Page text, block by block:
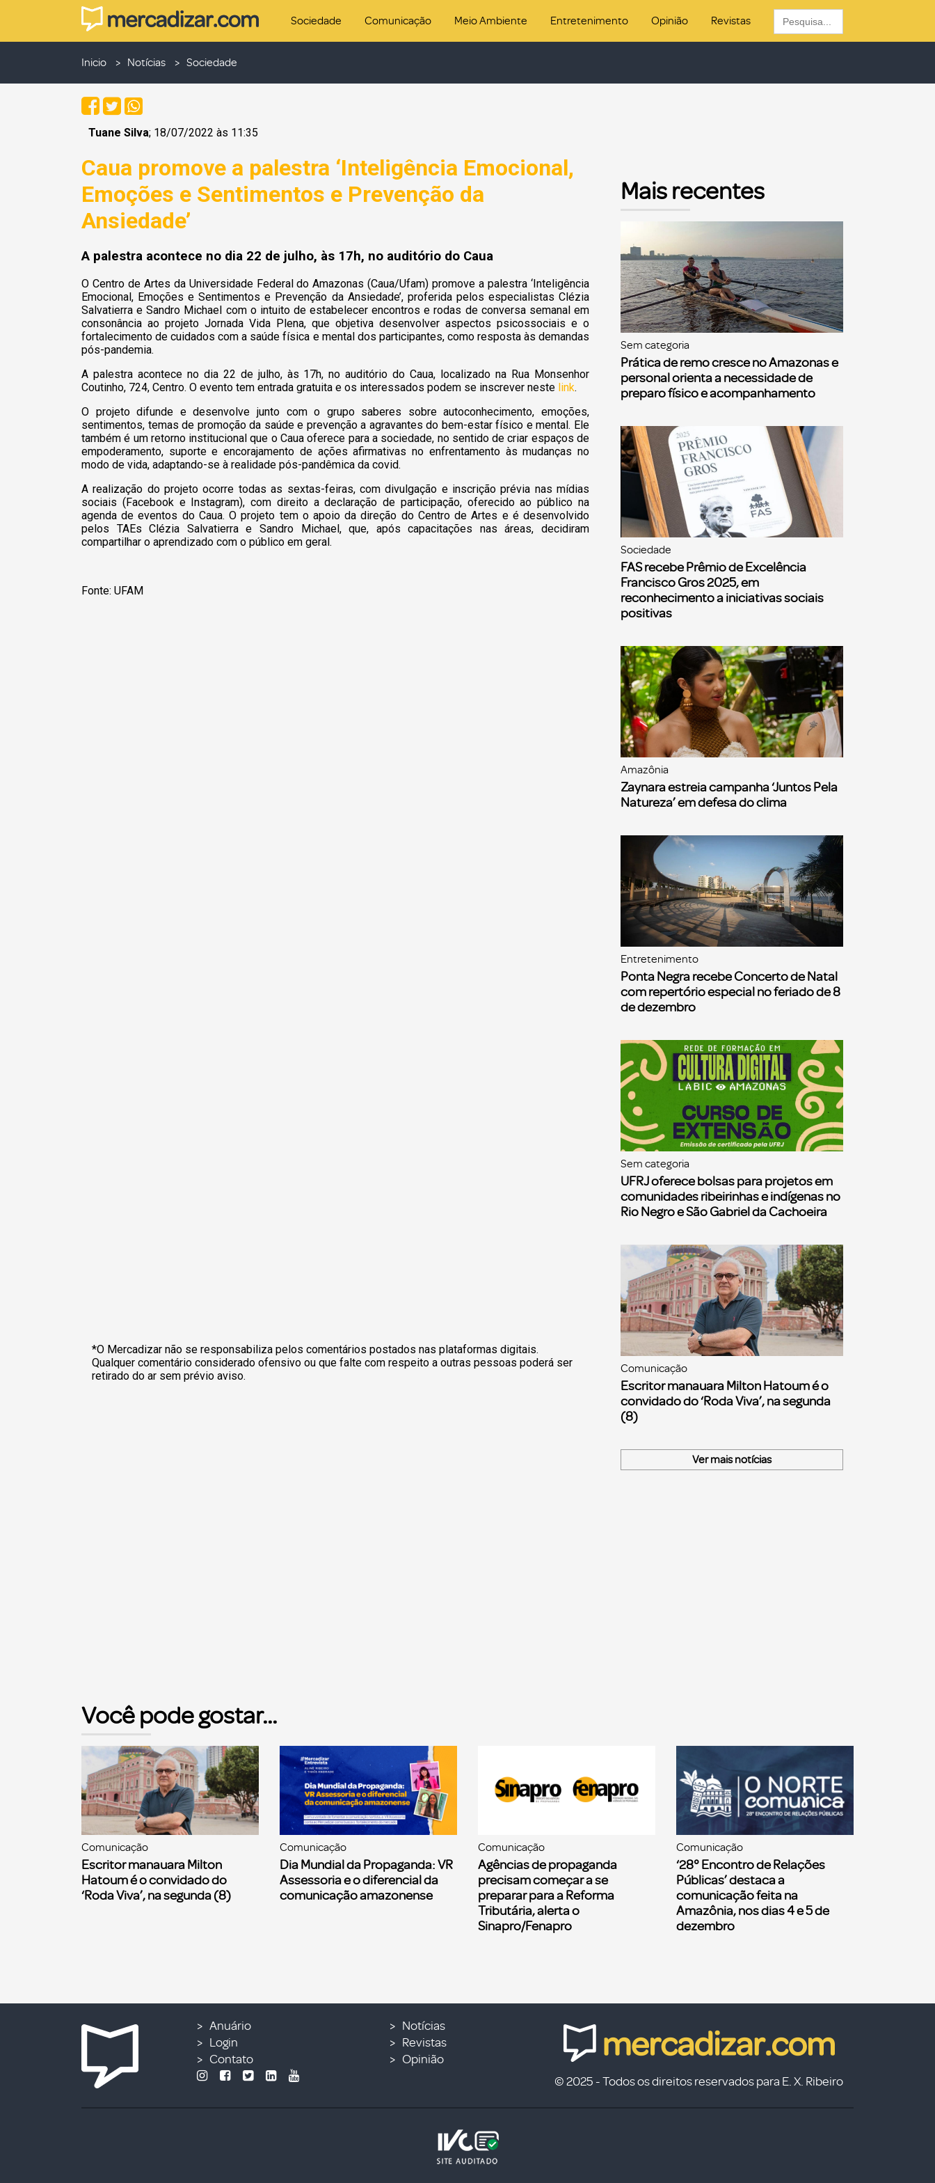
Sociedade Comunicação Meio Ambiente Entretenimento Opinião Revistas
Search
for:
Inicio Notícias Sociedade
Tuane Silva; 18/07/2022 às 11:35
Caua promove a palestra ‘Inteligência Emocional,
Emoções e Sentimentos e Prevenção da
Ansiedade’
A palestra acontece no dia 22 de julho, às 17h, no auditório do Caua
O Centro de Artes da Universidade Federal do Amazonas (Caua/Ufam) promove a palestra ‘Inteligência
Emocional, Emoções e Sentimentos e Prevenção da Ansiedade’, proferida pelos especialistas Clézia
Salvatierra e Sandro Michael com o intuito de estabelecer encontros e rodas de conversa semanal em
consonância ao projeto Jornada Vida Plena, que objetiva desenvolver aspectos psicossociais e o
fortalecimento de cuidados com a saúde física e mental dos participantes, como resposta às demandas
pós-pandemia.
A palestra acontece no dia 22 de julho, às 17h, no auditório do Caua, localizado na Rua Monsenhor
Coutinho, 724, Centro. O evento tem entrada gratuita e os interessados podem se inscrever neste link.
O projeto difunde e desenvolve junto com o grupo saberes sobre autoconhecimento, emoções,
sentimentos, temas de promoção da saúde e prevenção a agravantes do bem-estar físico e mental. Ele
também é um retorno institucional que o Caua oferece para a sociedade, no sentido de criar espaços de
empoderamento, suporte e encorajamento de ações afirmativas no enfrentamento às mudanças no
modo de vida, adaptando-se à realidade pós-pandêmica da covid.
A realização do projeto ocorre todas as sextas-feiras, com divulgação e inscrição prévia nas mídias
sociais (Facebook e Instagram), com direito a declaração de participação, oferecido ao público na
agenda de eventos do Caua. O projeto tem o apoio da direção do Centro de Artes e é desenvolvido
pelos TAEs Clézia Salvatierra e Sandro Michael, que, após capacitações nas áreas, decidiram
compartilhar o aprendizado com o público em geral.
Fonte: UFAM
*O Mercadizar não se responsabiliza pelos comentários postados nas plataformas digitais.
Qualquer comentário considerado ofensivo ou que falte com respeito a outras pessoas poderá ser
retirado do ar sem prévio aviso.
Mais recentes
Sem categoria
Prática de remo cresce no Amazonas e
personal orienta a necessidade de
preparo físico e acompanhamento
Sociedade
FAS recebe Prêmio de Excelência
Francisco Gros 2025, em
reconhecimento a iniciativas sociais
positivas
Amazônia
Zaynara estreia campanha ‘Juntos Pela
Natureza’ em defesa do clima
Entretenimento
Ponta Negra recebe Concerto de Natal
com repertório especial no feriado de 8
de dezembro
Sem categoria
UFRJ oferece bolsas para projetos em
comunidades ribeirinhas e indígenas no
Rio Negro e São Gabriel da Cachoeira
Comunicação
Escritor manauara Milton Hatoum é o
convidado do ‘Roda Viva’, na segunda
(8)
Ver mais notícias
Você pode gostar...
Comunicação
Escritor manauara Milton
Hatoum é o convidado do
‘Roda Viva’, na segunda (8)
Comunicação
Dia Mundial da Propaganda: VR
Assessoria e o diferencial da
comunicação amazonense
Comunicação
Agências de propaganda
precisam começar a se
preparar para a Reforma
Tributária, alerta o
Sinapro/Fenapro
Comunicação
‘28° Encontro de Relações
Públicas’ destaca a
comunicação feita na
Amazônia, nos dias 4 e 5 de
dezembro
Anuário
Login
Contato
Notícias
Revistas
Opinião
© 2025 - Todos os direitos reservados para E. X. Ribeiro